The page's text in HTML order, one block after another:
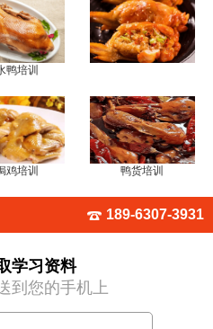
鸭培训
鸡培训 鸭货培训
189-6307-3931
学习资料
到您的手机上